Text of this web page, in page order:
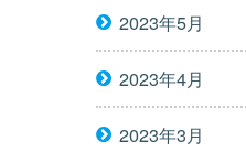
2023年5月
2023年4月
2023年3月